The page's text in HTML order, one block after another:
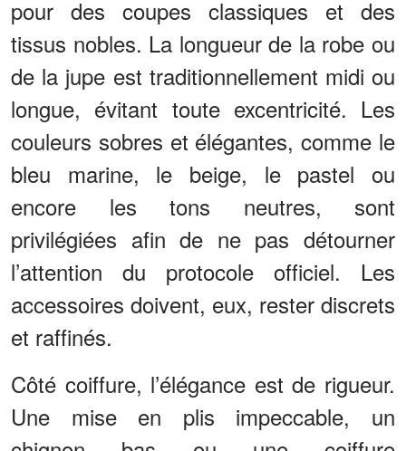
pour des coupes classiques et des
tissus nobles. La longueur de la robe ou
de la jupe est traditionnellement midi ou
longue, évitant toute excentricité. Les
couleurs sobres et élégantes, comme le
bleu marine, le beige, le pastel ou
encore les tons neutres, sont
privilégiées afin de ne pas détourner
l’attention du protocole officiel. Les
accessoires doivent, eux, rester discrets
et raffinés.
Côté coiffure, l’élégance est de rigueur.
Une mise en plis impeccable, un